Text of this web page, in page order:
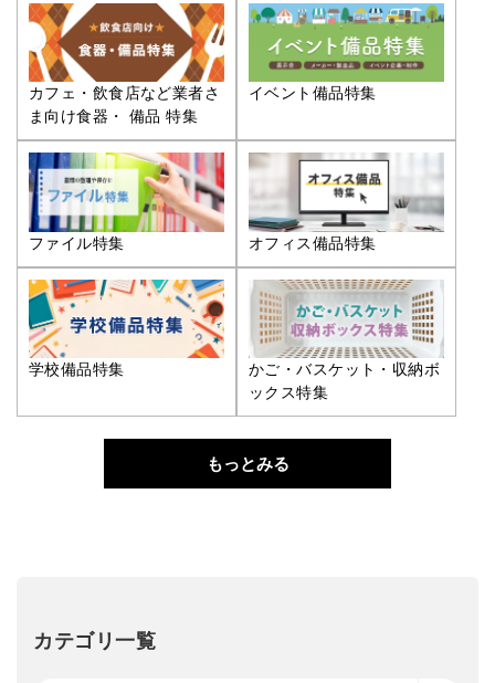
カフェ・飲食店など業者さ
ま向け食器・ 備品 特集
イベント備品特集
ファイル特集 オフィス備品特集
学校備品特集
かご・バスケット・収納ボ
ックス特集
もっとみる
カテゴリ一覧